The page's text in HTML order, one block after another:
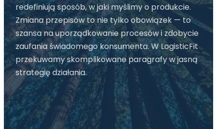
redefiniują sposób, w jaki myślimy o produkcie.
Zmiana przepisów to nie tylko obowiązek — to
szansa na uporządkowanie procesów i zdobycie
zaufania świadomego konsumenta. W LogisticFit
przekuwamy skomplikowane paragrafy w jasną
strategię działania.